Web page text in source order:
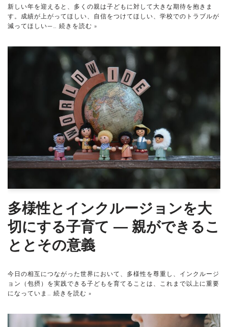
新しい年を迎えると、多くの親は子どもに対して大きな期待を抱きま
す。成績が上がってほしい、自信をつけてほしい、学校でのトラブルが
減ってほしい—… 続きを読む »
多様性とインクルージョンを大
切にする子育て ― 親ができるこ
ととその意義
今日の相互につながった世界において、多様性を尊重し、インクルージ
ョン（包摂）を実践できる子どもを育てることは、これまで以上に重要
になっていま… 続きを読む »